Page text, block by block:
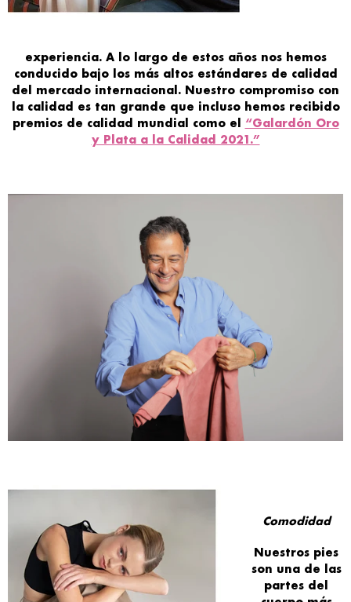
experiencia. A lo largo de estos años nos hemos
conducido bajo los más altos estándares de calidad
del mercado internacional . Nuestro compromiso con
la calidad es tan grande que incluso hemos recibido
premios de calidad mundial como el “Galardón Oro
y Plata a la Calidad 2021.”
Comodidad
Nuestros pies
son una de las
partes del